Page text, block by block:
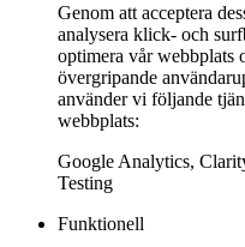
Genom att acceptera
analysera klick- och
optimera vår webbplats
övergripande
använder vi följande
webbplats:
Google Analytics,
Testing
Funktionell